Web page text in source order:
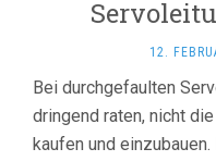
12.
Bei durchgefaulten
dringend raten, nicht
kaufen und